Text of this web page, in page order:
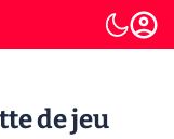
de jeu